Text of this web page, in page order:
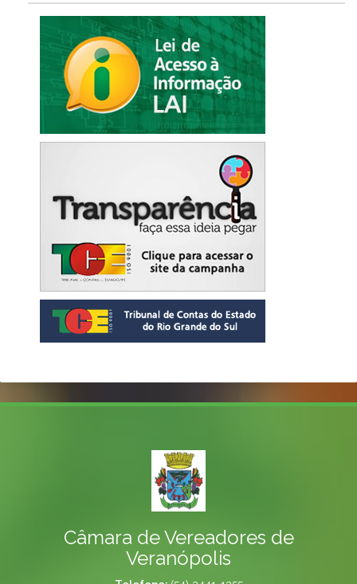
Câmara de Vereadores de
Veranópolis